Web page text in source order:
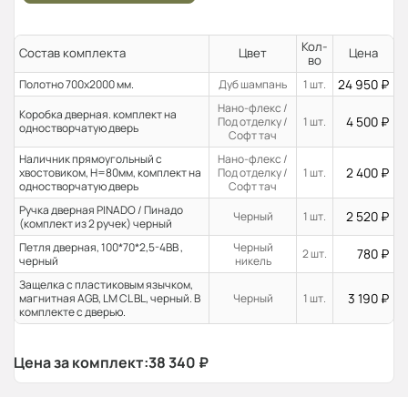
Состав комплекта Цвет
Кол-
во
Цена
Полотно 700x2000 мм. Дуб шампань 1 шт. 24 950 ₽
Коробка дверная. комплект на
одностворчатую дверь
Нано-флекс /
Под отделку /
Софт тач
1 шт. 4 500 ₽
Наличник прямоугольный с
хвостовиком, H=80мм, комплект на
одностворчатую дверь
Нано-флекс /
Под отделку /
Софт тач
1 шт. 2 400 ₽
Ручка дверная PINADO / Пинадо
(комплект из 2 ручек) черный
Черный 1 шт. 2 520 ₽
Петля дверная, 100*70*2,5-4ВВ ,
черный
Черный
никель
2 шт. 780 ₽
Защелка с пластиковым язычком,
магнитная AGB, LM CL BL, черный. В
комплекте с дверью.
Черный 1 шт. 3 190 ₽
Цена за комплект:38 340 ₽